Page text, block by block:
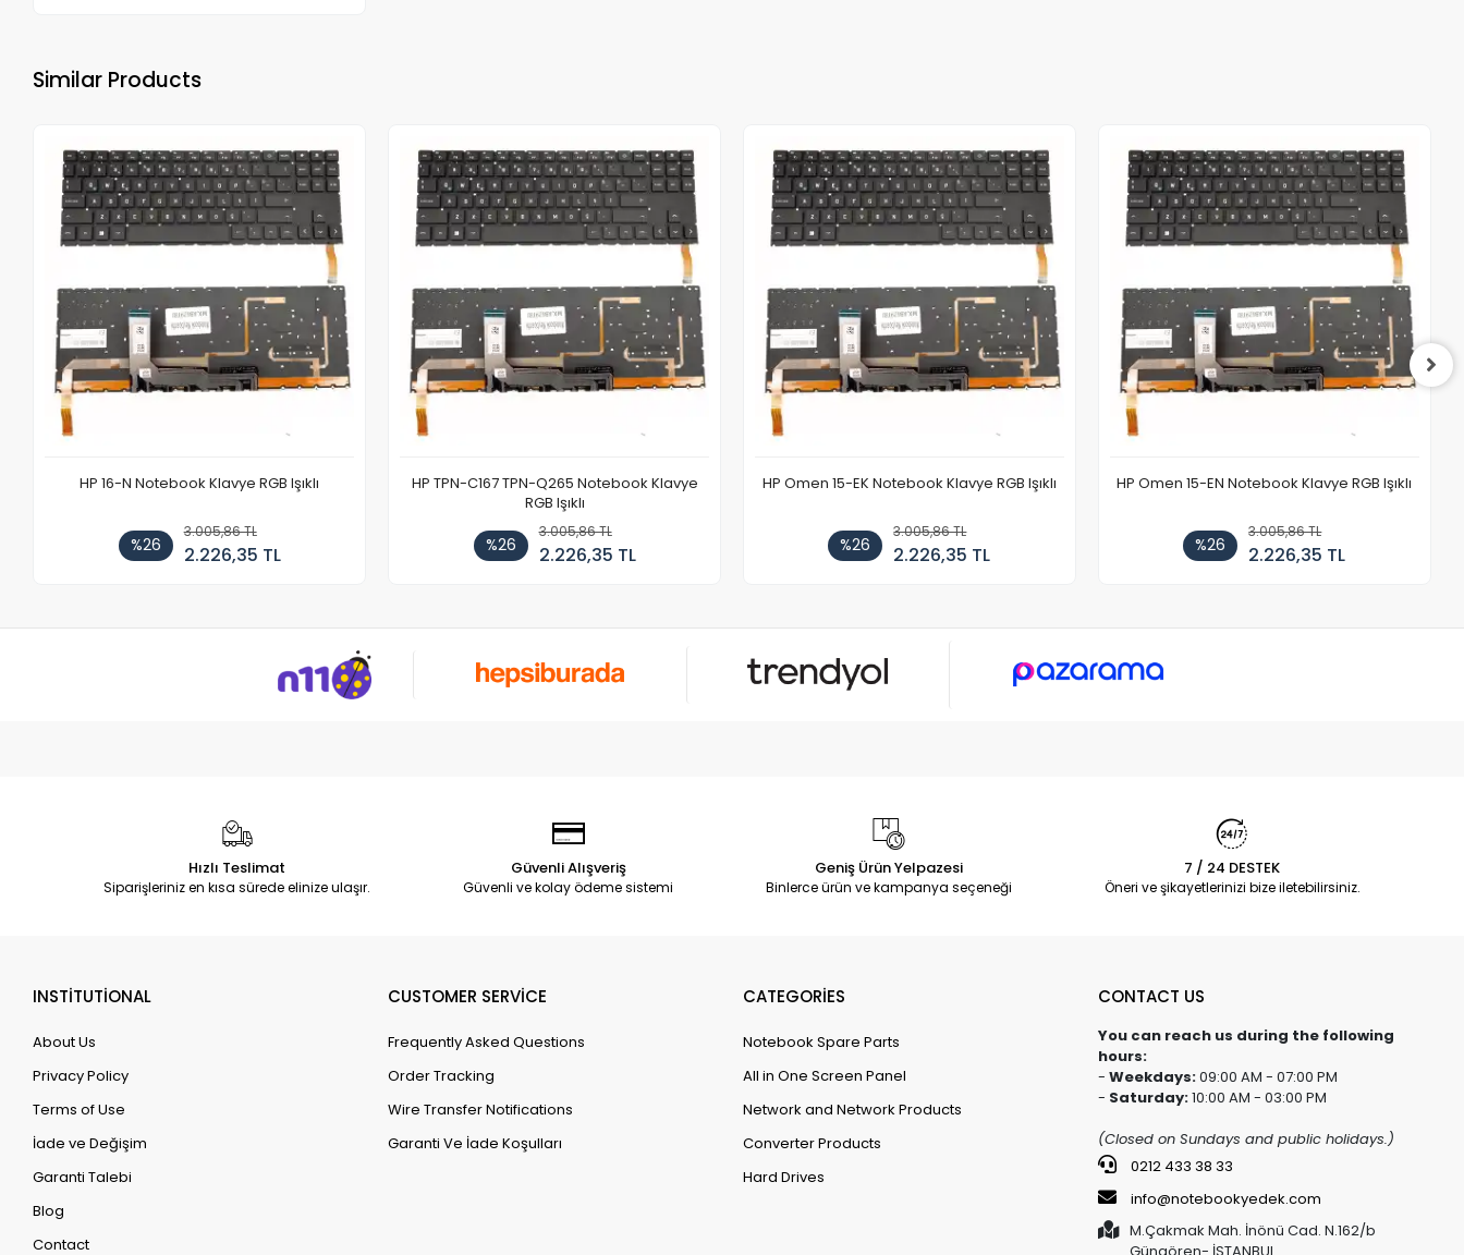
Similar Products
HP 16-N Notebook Klavye RGB Işıklı
%26
3.005,86 TL
2.226,35 TL
HP TPN-C167 TPN-Q265 Notebook Klavye
RGB Işıklı
%26
3.005,86 TL
2.226,35 TL
HP Omen 15-EK Notebook Klavye RGB Işıklı
%26
3.005,86 TL
2.226,35 TL
HP Omen 15-EN Notebook Klavye RGB Işıklı
%26
3.005,86 TL
2.226,35 TL
Hızlı Teslimat
Siparişleriniz en kısa sürede elinize ulaşır.
Güvenli Alışveriş
Güvenli ve kolay ödeme sistemi
Geniş Ürün Yelpazesi
Binlerce ürün ve kampanya seçeneği
7 / 24 DESTEK
Öneri ve şikayetlerinizi bize iletebilirsiniz.
INSTİTUTİONAL
About Us
Privacy Policy
Terms of Use
İade ve Değişim
Garanti Talebi
Blog
Contact
CUSTOMER SERVİCE
Frequently Asked Questions
Order Tracking
Wire Transfer Notifications
Garanti Ve İade Koşulları
CATEGORİES
Notebook Spare Parts
All in One Screen Panel
Network and Network Products
Converter Products
Hard Drives
CONTACT US
You can reach us during the following
hours:
- Weekdays:09:00 AM - 07:00 PM
- Saturday:10:00 AM - 03:00 PM
(Closed on Sundays and public holidays.)
0212 433 38 33
info@notebookyedek.com
M.Çakmak Mah. İnönü Cad. N.162/b